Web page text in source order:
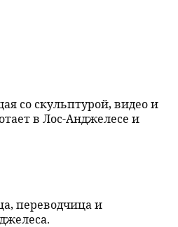
со скульптурой, видео и
в Лос-Анджелесе и
переводчица и